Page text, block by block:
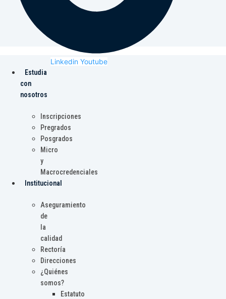
Linkedin Youtube
Estudia
con
nosotros
Inscripciones
Pregrados
Posgrados
Micro
y
Macrocredenciales
Institucional
Aseguramiento
de
la
calidad
Rectoría
Direcciones
¿Quiénes
somos?
Estatuto